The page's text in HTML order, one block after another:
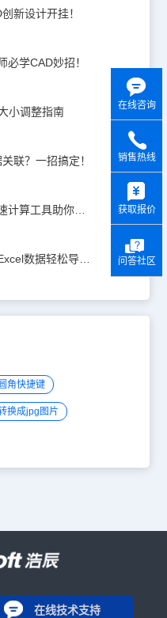
新设计开挂！
学CAD妙招！
小调整指南
联？一招搞定！
告别繁琐计算，浩辰CAD快速计算工具助你一臂之力！
解锁高效CAD绘图新技能：Excel数据轻松导入CAD
角快捷键
换成jpg图片
在线技术支持
在线咨询
销售热线
获取报价
问答社区